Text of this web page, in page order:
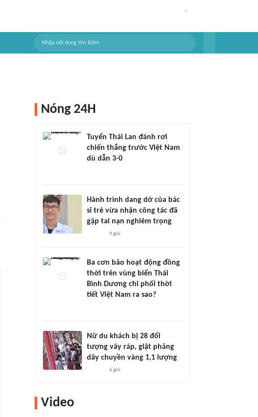
Nóng 24H
Tuyển Thái Lan đánh rơi
chiến thắng trước Việt Nam
dù dẫn 3-0
Hành trình dang dở của bác
sĩ trẻ vừa nhận công tác đã
gặp tai nạn nghiêm trọng
9 giờ
Ba cơn bão hoạt động đồng
thời trên vùng biển Thái
Bình Dương chi phối thời
tiết Việt Nam ra sao?
Nữ du khách bị 28 đối
tượng vây ráp, giật phăng
dây chuyền vàng 1,1 lượng
6 giờ
Video